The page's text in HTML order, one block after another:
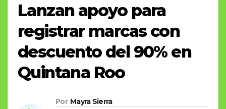
Lanzan apoyo para
registrar marcas con
descuento del 90% en
Quintana Roo
Por Mayra Sierra